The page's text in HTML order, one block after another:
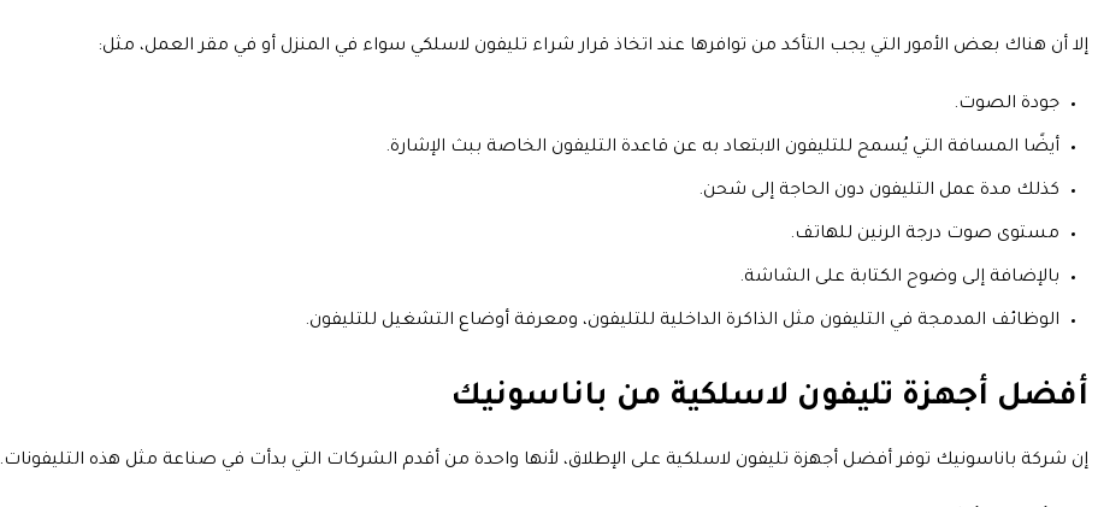
إلا أن هناك بعض الأمور التي يجب التأكد من توافرها عند اتخاذ قرار شراء تليفون لاسلكي سواء في المنزل أو في مقر العمل، مثل:
جودة الصوت.
أيضًا المسافة التي يُسمح للتليفون الابتعاد به عن قاعدة التليفون الخاصة ببث الإشارة.
كذلك مدة عمل التليفون دون الحاجة إلى شحن.
مستوى صوت درجة الرنين للهاتف.
بالإضافة إلى وضوح الكتابة على الشاشة.
الوظائف المدمجة في التليفون مثل الذاكرة الداخلية للتليفون، ومعرفة أوضاع التشغيل للتليفون.
أفضل أجهزة تليفون لاسلكية من باناسونيك
إن شركة باناسونيك توفر أفضل أجهزة تليفون لاسلكية على الإطلاق، لأنها واحدة من أقدم الشركات التي بدأت في صناعة مثل هذه التليفونات.